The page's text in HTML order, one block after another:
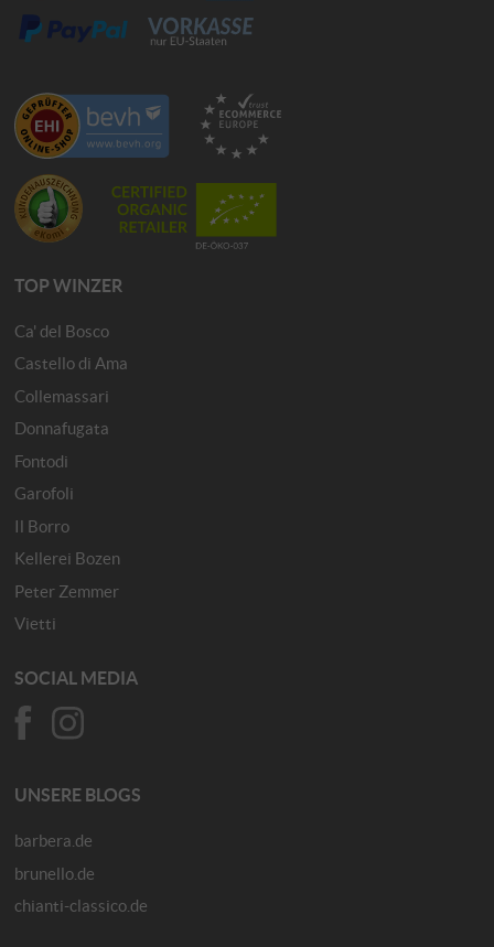
TOP WINZER
Ca' del Bosco
Castello di Ama
Collemassari
Donnafugata
Fontodi
Garofoli
Il Borro
Kellerei Bozen
Peter Zemmer
Vietti
SOCIAL MEDIA
UNSERE BLOGS
barbera.de
brunello.de
chianti-classico.de